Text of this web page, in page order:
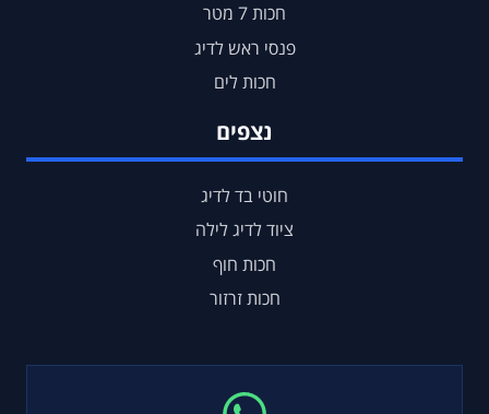
חכות 7 מטר
פנסי ראש לדיג
חכות לים
נצפים
חוטי בד לדיג
ציוד לדיג לילה
חכות חוף
חכות זרזור